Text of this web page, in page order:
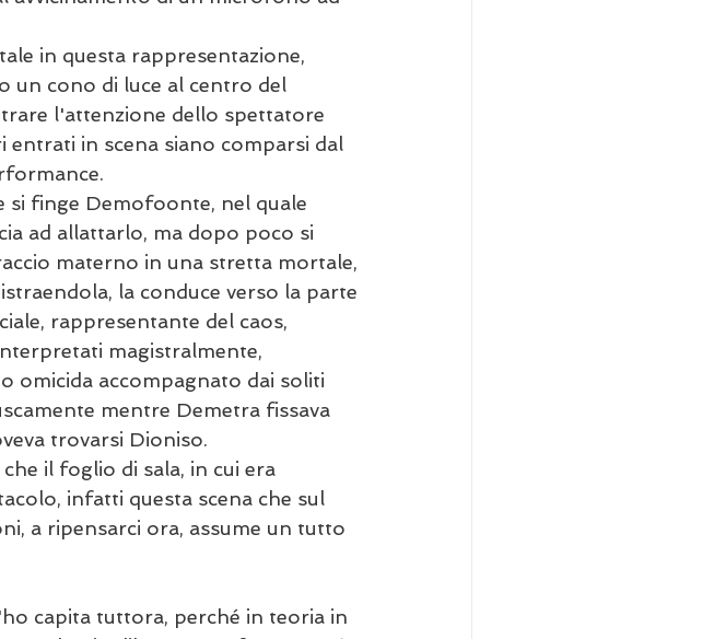
in questa rappresentazione,
un cono di luce al centro del
l'attenzione dello spettatore
entrati in scena siano comparsi dal
si finge Demofoonte, nel quale
ad allattarlo, ma dopo poco si
materno in una stretta mortale,
la conduce verso la parte
rappresentante del caos,
magistralmente,
omicida accompagnato dai soliti
mentre Demetra fissava
trovarsi Dioniso.
il foglio di sala, in cui era
infatti questa scena che sul
a ripensarci ora, assume un tutto
capita tuttora, perché in teoria in